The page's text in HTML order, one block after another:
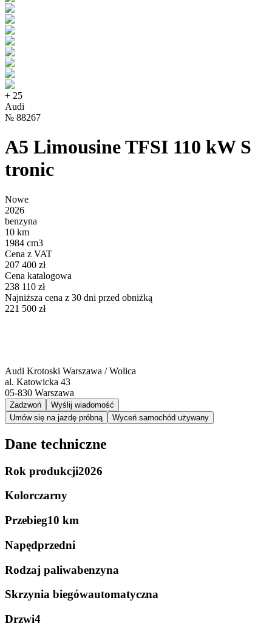
+ 25
Audi
№ 88267
A5 Limousine TFSI 110 kW S
tronic
Nowe
2026
benzyna
10 km
1984 cm3
Cena z VAT
207 400 zł
Cena katalogowa
238 110 zł
Najniższa cena z 30 dni przed obniżką
221 500 zł
Audi Krotoski Warszawa / Wolica
al. Katowicka 43
05-830 Warszawa
Zadzwoń
Wyślij wiadomość
Umów się na jazdę próbną
Wyceń samochód używany
Dane techniczne
Rok produkcji2026
Kolorczarny
Przebieg10 km
Napędprzedni
Rodzaj paliwabenzyna
Skrzynia biegówautomatyczna
Drzwi4